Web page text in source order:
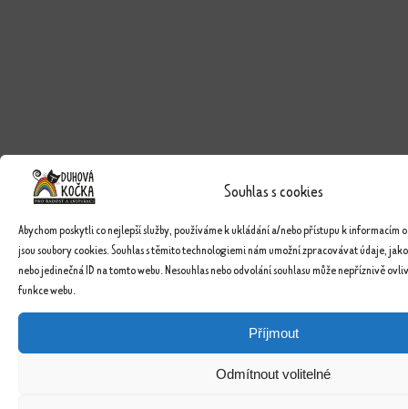
Souhlas s cookies
Abychom poskytli co nejlepší služby, používáme k ukládání a/nebo přístupu k informacím
jsou soubory cookies. Souhlas s těmito technologiemi nám umožní zpracovávat údaje,
nebo jedinečná ID na tomto webu. Nesouhlas nebo odvolání souhlasu může nepříznivě
funkce webu.
Příjmout
Odmítnout volitelné